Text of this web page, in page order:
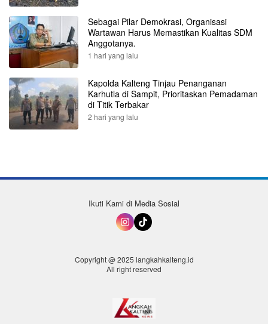
Sebagai Pilar Demokrasi, Organisasi
Wartawan Harus Memastikan Kualitas SDM
Anggotanya.
1 hari yang lalu
Kapolda Kalteng Tinjau Penanganan
Karhutla di Sampit, Prioritaskan Pemadaman
di Titik Terbakar
2 hari yang lalu
Ikuti Kami di Media Sosial
Copyright @ 2025 langkahkalteng.id
All right reserved